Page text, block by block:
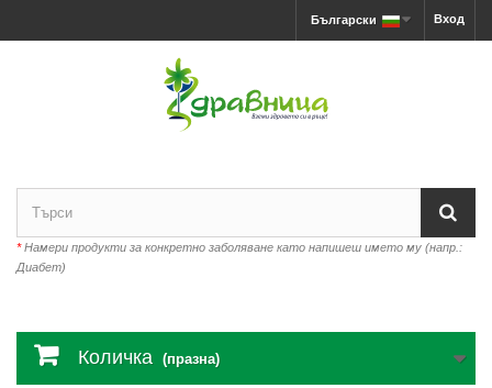
Вход
Български
*Намери продукти за конкретно заболяване като напишеш името му (напр.:
Диабет)
Количка (празна)